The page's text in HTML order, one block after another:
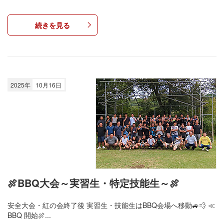
続きを見る
2025年 10月16日
🍖BBQ大会～実習生・特定技能生～🍖
安全大会・紅の会終了後 実習生・技能生はBBQ会場へ移動🚙💨 ≪
BBQ 開始🍖...